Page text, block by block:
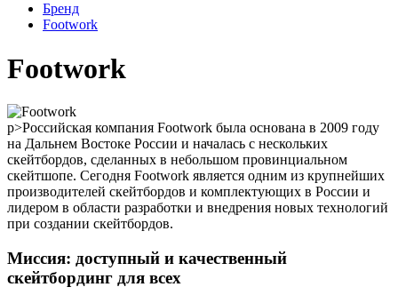
Бренд
Footwork
Footwork
p>Российская компания Footwork была основана в 2009 году
на Дальнем Востоке России и началась с нескольких
скейтбордов, сделанных в небольшом провинциальном
скейтшопе. Сегодня Footwork является одним из крупнейших
производителей скейтбордов и комплектующих в России и
лидером в области разработки и внедрения новых технологий
при создании скейтбордов.
Миссия: доступный и качественный
скейтбординг для всех